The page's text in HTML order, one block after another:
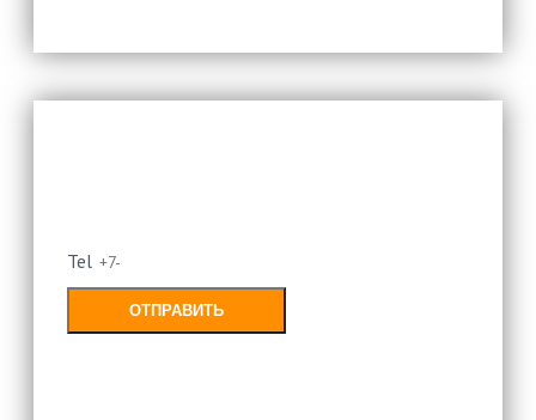
Tel
ОТПРАВИТЬ